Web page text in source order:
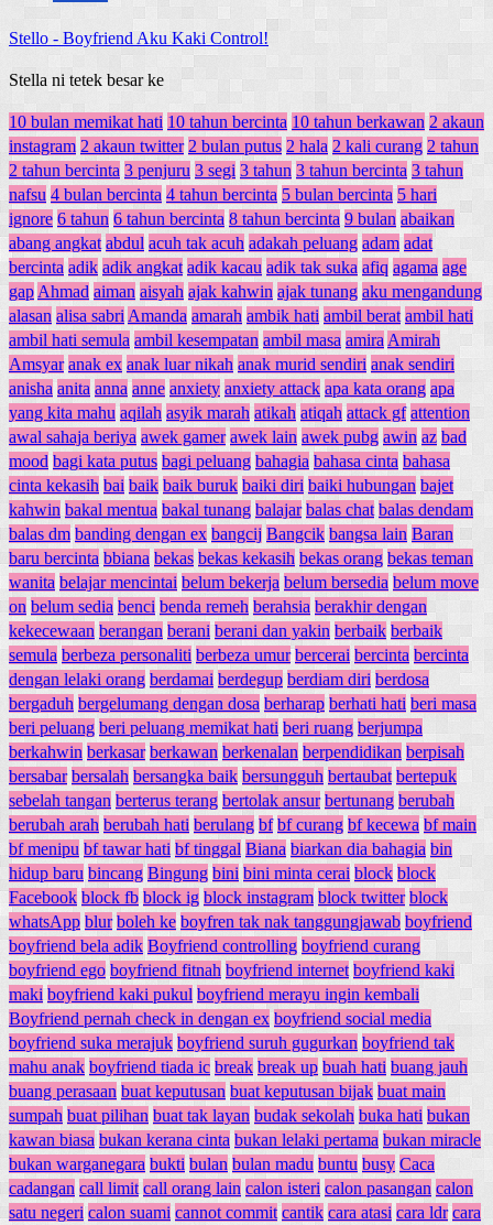
Stello - Boyfriend Aku Kaki Control!
Stella ni tetek besar ke
10 bulan memikat hati 10 tahun bercinta 10 tahun berkawan 2 akaun
instagram 2 akaun twitter 2 bulan putus 2 hala 2 kali curang 2 tahun
2 tahun bercinta 3 penjuru 3 segi 3 tahun 3 tahun bercinta 3 tahun
nafsu 4 bulan bercinta 4 tahun bercinta 5 bulan bercinta 5 hari
ignore 6 tahun 6 tahun bercinta 8 tahun bercinta 9 bulan abaikan
abang angkat abdul acuh tak acuh adakah peluang adam adat
bercinta adik adik angkat adik kacau adik tak suka afiq agama age
gap Ahmad aiman aisyah ajak kahwin ajak tunang aku mengandung
alasan alisa sabri Amanda amarah ambik hati ambil berat ambil hati
ambil hati semula ambil kesempatan ambil masa amira Amirah
Amsyar anak ex anak luar nikah anak murid sendiri anak sendiri
anisha anita anna anne anxiety anxiety attack apa kata orang apa
yang kita mahu aqilah asyik marah atikah atiqah attack gf attention
awal sahaja beriya awek gamer awek lain awek pubg awin az bad
mood bagi kata putus bagi peluang bahagia bahasa cinta bahasa
cinta kekasih bai baik baik buruk baiki diri baiki hubungan bajet
kahwin bakal mentua bakal tunang balajar balas chat balas dendam
balas dm banding dengan ex bangcij Bangcik bangsa lain Baran
baru bercinta bbiana bekas bekas kekasih bekas orang bekas teman
wanita belajar mencintai belum bekerja belum bersedia belum move
on belum sedia benci benda remeh berahsia berakhir dengan
kekecewaan berangan berani berani dan yakin berbaik berbaik
semula berbeza personaliti berbeza umur bercerai bercinta bercinta
dengan lelaki orang berdamai berdegup berdiam diri berdosa
bergaduh bergelumang dengan dosa berharap berhati hati beri masa
beri peluang beri peluang memikat hati beri ruang berjumpa
berkahwin berkasar berkawan berkenalan berpendidikan berpisah
bersabar bersalah bersangka baik bersungguh bertaubat bertepuk
sebelah tangan berterus terang bertolak ansur bertunang berubah
berubah arah berubah hati berulang bf bf curang bf kecewa bf main
bf menipu bf tawar hati bf tinggal Biana biarkan dia bahagia bin
hidup baru bincang Bingung bini bini minta cerai block block
Facebook block fb block ig block instagram block twitter block
whatsApp blur boleh ke boyfren tak nak tanggungjawab boyfriend
boyfriend bela adik Boyfriend controlling boyfriend curang
boyfriend ego boyfriend fitnah boyfriend internet boyfriend kaki
maki boyfriend kaki pukul boyfriend merayu ingin kembali
Boyfriend pernah check in dengan ex boyfriend social media
boyfriend suka merajuk boyfriend suruh gugurkan boyfriend tak
mahu anak boyfriend tiada ic break break up buah hati buang jauh
buang perasaan buat keputusan buat keputusan bijak buat main
sumpah buat pilihan buat tak layan budak sekolah buka hati bukan
kawan biasa bukan kerana cinta bukan lelaki pertama bukan miracle
bukan warganegara bukti bulan bulan madu buntu busy Caca
cadangan call limit call orang lain calon isteri calon pasangan calon
satu negeri calon suami cannot commit cantik cara atasi cara ldr cara